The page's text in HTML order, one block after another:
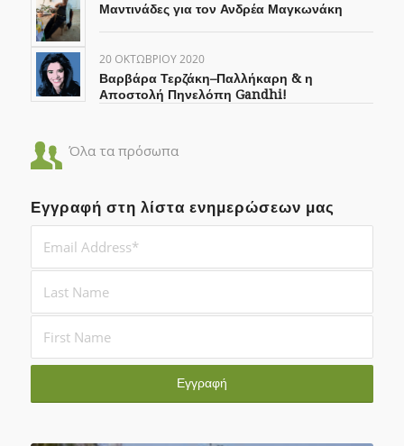
Μαντινάδες για τον Ανδρέα Μαγκωνάκη
20 ΟΚΤΩΒΡΊΟΥ 2020
Βαρβάρα Τερζάκη–Παλλήκαρη & η
Αποστολή Πηνελόπη Gandhi!
Όλα τα πρόσωπα
Εγγραφή στη λίστα ενημερώσεων μας